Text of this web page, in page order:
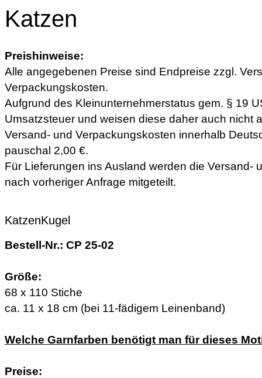
Katzen
Preishinweise:
Alle angegebenen Preise sind Endpreise zzgl.
Verpackungskosten.
Aufgrund des Kleinunternehmerstatus gem. § 19
Umsatzsteuer und weisen diese daher auch nicht
Versand- und Verpackungskosten innerhalb
pauschal 2,00 €.
Für Lieferungen ins Ausland werden die Versand-
nach vorheriger Anfrage mitgeteilt.
KatzenKugel
Bestell-Nr.: CP 25-02
Größe:
68 x 110 Stiche
ca. 11 x 18 cm (bei 11-fädigem Leinenband)
Welche Garnfarben benötigt man für dieses
Preise: